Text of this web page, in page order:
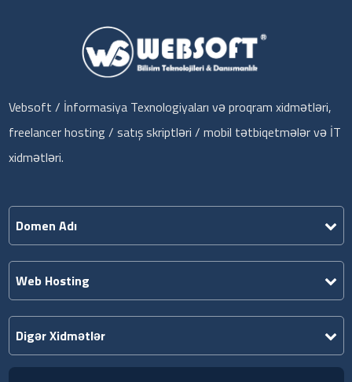
Vebsoft / İnformasiya Texnologiyaları və proqram xidmətləri,
freelancer hosting / satış skriptləri / mobil tətbiqetmələr və İT
xidmətləri.
Domen Adı
Web Hosting
Digər Xidmətlər